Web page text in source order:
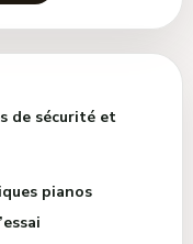
de sécurité et
pianos